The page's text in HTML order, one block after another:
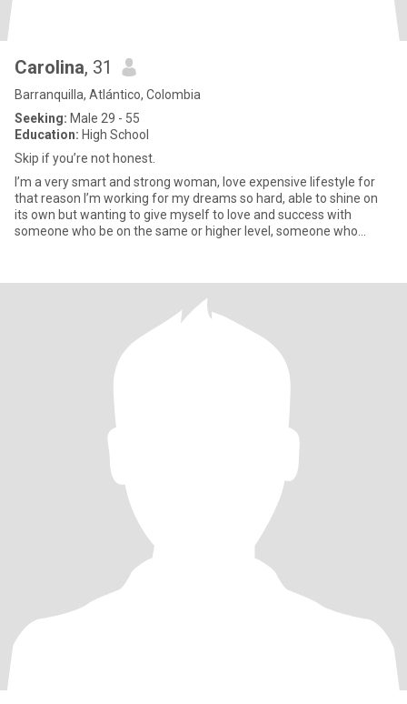
Carolina, 31
Barranquilla, Atlántico, Colombia
Seeking: Male 29 - 55
Education: High School
Skip if you’re not honest.
I’m a very smart and strong woman, love expensive lifestyle for
that reason I’m working for my dreams so hard, able to shine on
its own but wanting to give myself to love and success with
someone who be on the same or higher level, someone who